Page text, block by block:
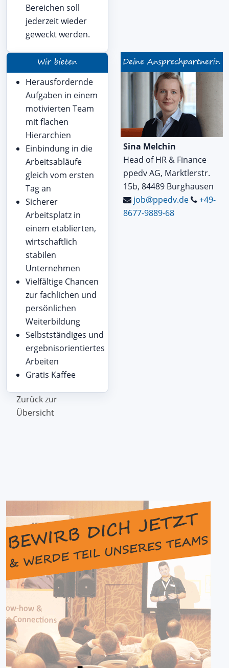
Bereichen soll
jederzeit wieder
geweckt werden.
Herausfordernde
Aufgaben in einem
motivierten Team
mit flachen
Hierarchien
Einbindung in die
Arbeitsabläufe
gleich vom ersten
Tag an
Sicherer
Arbeitsplatz in
einem etablierten,
wirtschaftlich
stabilen
Unternehmen
Vielfältige Chancen
zur fachlichen und
persönlichen
Weiterbildung
Selbstständiges und
ergebnisorientiertes
Arbeiten
Gratis Kaffee
Sina Melchin
Head of HR & Finance
ppedv AG, Marktlerstr.
15b, 84489 Burghausen
job@ppedv.de
+49-
8677-9889-68
Zurück zur
Übersicht